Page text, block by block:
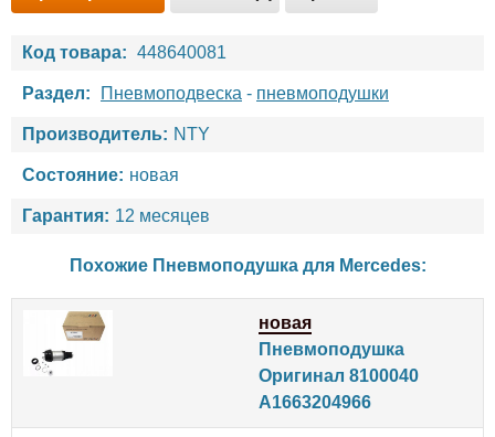
Код товара: 448640081
Раздел: Пневмоподвеска - пневмоподушки
Производитель: NTY
Состояние: новая
Гарантия: 12 месяцев
Похожие Пневмоподушка для Mercedes:
новая
Пневмоподушка
Оригинал 8100040
A1663204966